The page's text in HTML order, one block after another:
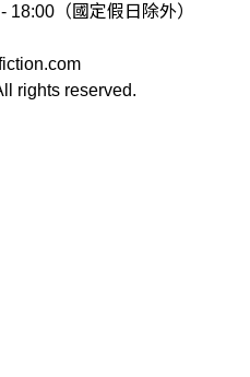
（國定假日除外）
rights reserved.